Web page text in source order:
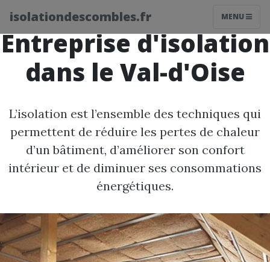
isolationdescombles.fr MENU
Entreprise d'isolation
dans le Val-d'Oise
L’isolation est l’ensemble des techniques qui
permettent de réduire les pertes de chaleur
d’un bâtiment, d’améliorer son confort
intérieur et de diminuer ses consommations
énergétiques.